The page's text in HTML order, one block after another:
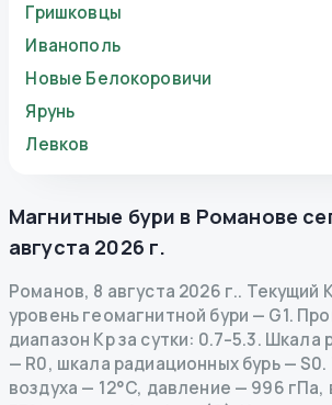
Гришковцы
Иванополь
Новые Белокоровичи
Ярунь
Левков
Магнитные бури в Романове
августа 2026 г.
Романов, 8 августа 2026 г.. Текущий
уровень геомагнитной бури — G1.
диапазон Kp за сутки: 0.7–5.3. Шкала
— R0, шкала радиационных бурь— S0.
воздуха — 12°C, давление — 996